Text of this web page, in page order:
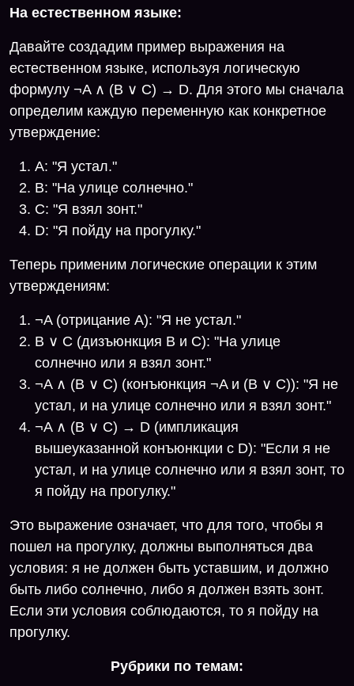
На естественном языке:
Давайте создадим пример выражения на
естественном языке, используя логическую
формулу ¬A ∧ (B ∨ C) → D. Для этого мы сначала
определим каждую переменную как конкретное
утверждение:
A: "Я устал."
B: "На улице солнечно."
C: "Я взял зонт."
D: "Я пойду на прогулку."
Теперь применим логические операции к этим
утверждениям:
¬A (отрицание A): "Я не устал."
B ∨ C (дизъюнкция B и C): "На улице
солнечно или я взял зонт."
¬A ∧ (B ∨ C) (конъюнкция ¬A и (B ∨ C)): "Я не
устал, и на улице солнечно или я взял зонт."
¬A ∧ (B ∨ C) → D (импликация
вышеуказанной конъюнкции с D): "Если я не
устал, и на улице солнечно или я взял зонт, то
я пойду на прогулку."
Это выражение означает, что для того, чтобы я
пошел на прогулку, должны выполняться два
условия: я не должен быть уставшим, и должно
быть либо солнечно, либо я должен взять зонт.
Если эти условия соблюдаются, то я пойду на
прогулку.
Рубрики по темам: